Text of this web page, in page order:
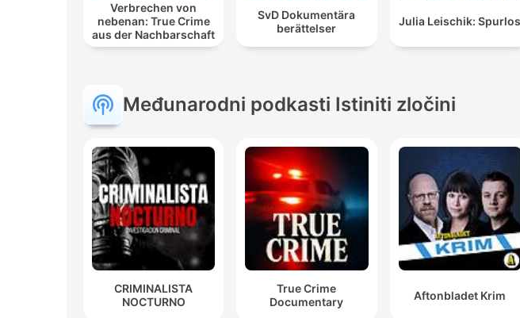
Verbrechen von
nebenan: True Crime
aus der Nachbarschaft
SvD Dokumentära
berättelser
Julia Leischik: Spurlos
Međunarodni podkasti Istiniti zločini
CRIMINALISTA
NOCTURNO
True Crime
Documentary
Aftonbladet Krim